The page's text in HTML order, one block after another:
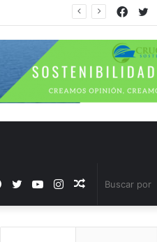
Publicación
al
Instagram
YouTube
Twitter
Facebook